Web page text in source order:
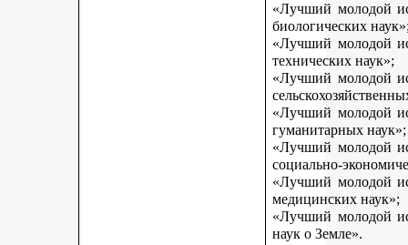
«Лучший молодой
биологических
«Лучший молодой
технических наук»;
«Лучший молодой
«Лучший молодой
гуманитарных наук»;
«Лучший молодой
социально-
«Лучший молодой
медицинских наук»;
«Лучший молодой
наук о Земле».